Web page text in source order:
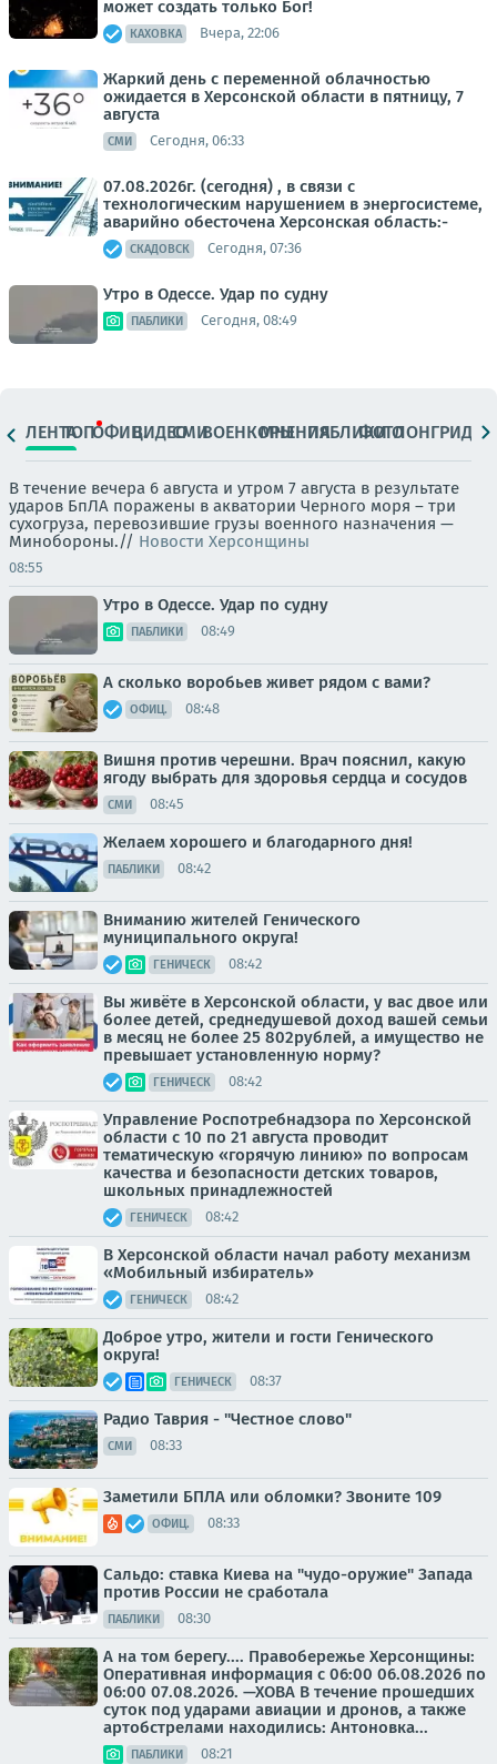
может создать только Бог!
КАХОВКА Вчера, 22:06
Жаркий день с переменной облачностью
ожидается в Херсонской области в пятницу, 7
августа
СМИ Сегодня, 06:33
07.08.2026г. (сегодня) , в связи с
технологическим нарушением в энергосистеме,
аварийно обесточена Херсонская область:-
СКАДОВСК Сегодня, 07:36
Утро в Одессе. Удар по судну
ПАБЛИКИ Сегодня, 08:49
ЛЕНТАТОПОФИЦ.ВИДЕОСМИВОЕНКОРЫМНЕНИЯПАБЛИКИ
ФОТОЛОНГРИДЫ
В течение вечера 6 августа и утром 7 августа в результате
ударов БпЛА поражены в акватории Черного моря – три
сухогруза, перевозившие грузы военного назначения —
Минобороны.// Новости Херсонщины
08:55
Утро в Одессе. Удар по судну
ПАБЛИКИ 08:49
А сколько воробьев живет рядом с вами?
ОФИЦ. 08:48
Вишня против черешни. Врач пояснил, какую
ягоду выбрать для здоровья сердца и сосудов
СМИ 08:45
Желаем хорошего и благодарного дня!
ПАБЛИКИ 08:42
Вниманию жителей Генического
муниципального округа!
ГЕНИЧЕСК 08:42
Вы живёте в Херсонской области, у вас двое или
более детей, среднедушевой доход вашей семьи
в месяц не более 25 802рублей, а имущество не
превышает установленную норму?
ГЕНИЧЕСК 08:42
Управление Роспотребнадзора по Херсонской
области с 10 по 21 августа проводит
тематическую «горячую линию» по вопросам
качества и безопасности детских товаров,
школьных принадлежностей
ГЕНИЧЕСК 08:42
В Херсонской области начал работу механизм
«Мобильный избиратель»
ГЕНИЧЕСК 08:42
Доброе утро, жители и гости Генического
округа!
ГЕНИЧЕСК 08:37
Радио Таврия - "Честное слово"
СМИ 08:33
Заметили БПЛА или обломки? Звоните 109
ОФИЦ. 08:33
Сальдо: ставка Киева на "чудо-оружие" Запада
против России не сработала
ПАБЛИКИ 08:30
А на том берегу.... Правобережье Херсонщины:
Оперативная информация с 06:00 06.08.2026 по
06:00 07.08.2026. —ХОВА В течение прошедших
суток под ударами авиации и дронов, а также
артобстрелами находились: Антоновка...
ПАБЛИКИ 08:21